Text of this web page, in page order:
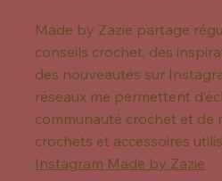
Made by Zazie partage
conseils crochet, des
des nouveautés sur
réseaux me permettent
communauté crochet et de
crochets et accessoires
Instagram Made by Zazie